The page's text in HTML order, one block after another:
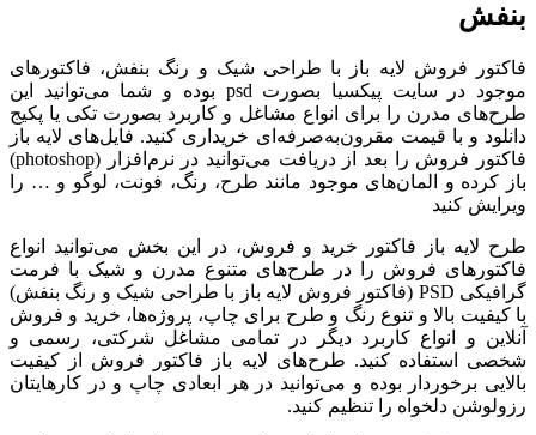
بنفش
فاکتور فروش لایه باز با طراحی شیک و رنگ بنفش، فاکتورهای
موجود در سایت پیکسیا بصورت psd بوده و شما می‌توانید این
طرح‌های مدرن را برای انواع مشاغل و کاربرد بصورت تکی یا پکیج
دانلود و با قیمت مقرون‌به‌صرفه‌ای خریداری کنید. فایل‌های لایه باز
فاکتور فروش را بعد از دریافت می‌توانید در نرم‌افزار (photoshop)
باز کرده و المان‌های موجود مانند طرح، رنگ، فونت، لوگو و … را
ویرایش کنید
طرح لایه باز فاکتور خرید و فروش، در این بخش می‌توانید انواع
فاکتورهای فروش را در طرح‌های متنوع مدرن و شیک با فرمت
گرافیکی PSD (فاکتور فروش لایه باز با طراحی شیک و رنگ بنفش)
با کیفیت بالا و تنوع رنگ و طرح برای چاپ، پروژه‌ها، خرید و فروش
آنلاین و انواع کاربرد دیگر در تمامی مشاغل شرکتی، رسمی و
شخصی استفاده کنید. طرح‌های لایه باز فاکتور فروش از کیفیت
بالایی برخوردار بوده و می‌توانید در هر ابعادی چاپ و در کارهایتان
رزولوشن دلخواه را تنظیم کنید.